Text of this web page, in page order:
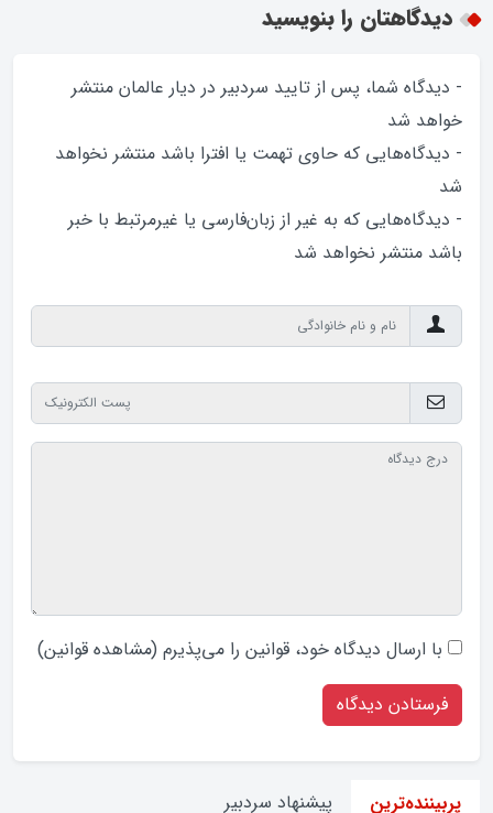
دیدگاهتان را بنویسید
- دیدگاه شما، پس از تایید سردبیر در دیار عالمان منتشر
خواهد‌ شد
- دیدگاه‌هایی که حاوی تهمت یا افترا باشد منتشر نخواهد‌
شد
- دیدگاه‌هایی که به غیر از زبان‌فارسی یا غیرمرتبط با خبر
باشد منتشر نخواهد‌ شد
با ارسال دیدگاه‌ خود، قوانین را می‌پذیرم (مشاهده قوانین)
پربیننده‌ترین پیشنهاد سردبیر